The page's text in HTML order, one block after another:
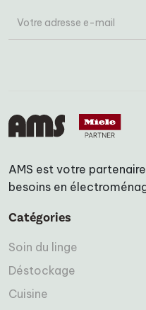
AMS est votre
besoins en
Catégories
Soin du linge
Déstockage
Cuisine